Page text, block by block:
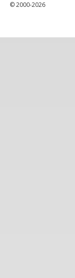
© 2000-2026